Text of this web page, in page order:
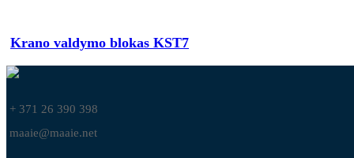
Krano valdymo blokas KST7
+ 371 26 390 398
maaie@maaie.net